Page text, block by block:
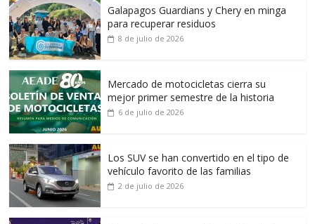
Galapagos Guardians y Chery en minga
para recuperar residuos
8 de julio de 2026
Mercado de motocicletas cierra su
mejor primer semestre de la historia
6 de julio de 2026
Los SUV se han convertido en el tipo de
vehículo favorito de las familias
2 de julio de 2026